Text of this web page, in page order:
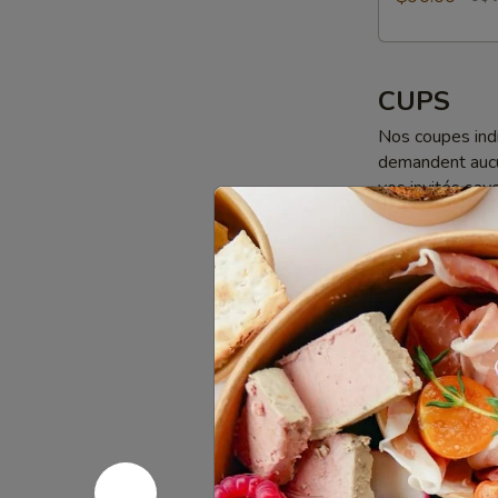
CUPS
Nos coupes
demandent
vos invités
pensé pour
circulation
Cups
Apéro
Cups
60 g de
de fruits
10 cups
10 cups